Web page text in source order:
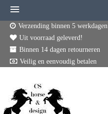
Verzending binnen 5 werkdagen
Uit voorraad geleverd!
Binnen 14 dagen retourneren
Veilig en eenvoudig betalen